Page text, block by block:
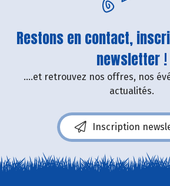
Restons en contact,
newsletter !
....et retrouvez nos offres, nos
actualités.
Inscription